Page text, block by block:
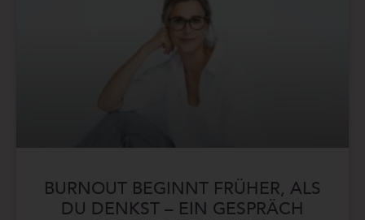
BURNOUT BEGINNT FRÜHER, ALS
DU DENKST – EIN GESPRÄCH